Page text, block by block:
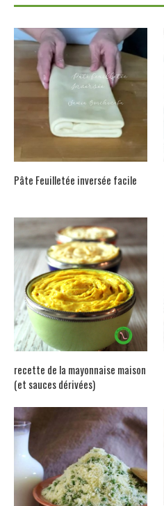
Pâte Feuilletée inversée facile
recette de la mayonnaise maison
(et sauces dérivées)